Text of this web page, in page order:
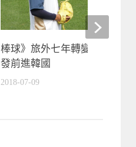
棒球》旅外七年轉變大 王維中
發前進韓國
2018-07-09